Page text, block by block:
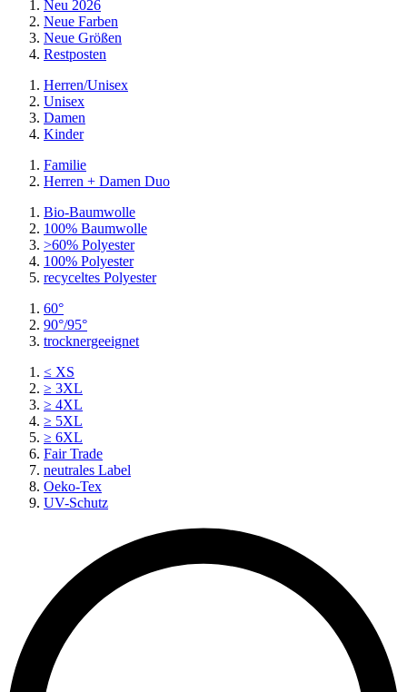
Neu 2026
Neue Farben
Neue Größen
Restposten
Herren/Unisex
Unisex
Damen
Kinder
Familie
Herren + Damen Duo
Bio-Baumwolle
100% Baumwolle
>60% Polyester
100% Polyester
recyceltes Polyester
60°
90°/95°
trocknergeeignet
≤ XS
≥ 3XL
≥ 4XL
≥ 5XL
≥ 6XL
Fair Trade
neutrales Label
Oeko-Tex
UV-Schutz